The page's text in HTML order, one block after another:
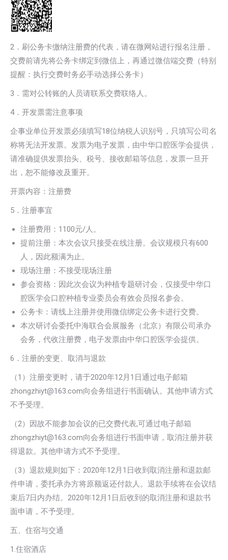
2．刷公务卡缴纳注册费的代表，请在微网站进行报名注册，
交费前请先将公务卡绑定到微信上，再通过微信端交费（特别
提醒：执行交费时务必手动选择公务卡）
3．需对公转账的人员请联系交费联络人。
4．开发票需注意事项
企事业单位开发票必须填写18位纳税人识别号，只填写公司名
称将无法开发票。发票为电子发票，由中华口腔医学会提供，
请准确提供发票抬头、税号、接收邮箱等信息，发票一旦开
出，恕不能修改及重开。
开票内容：注册费
5．注册事宜
注册费用：1100元/人。
提前注册：本次会议只接受在线注册。会议规模只有600
人，因此额满为止。
现场注册：不接受现场注册
参会资格：因此次会议为种植专题研讨会，仅接受中华口
腔医学会口腔种植专业委员会有效会员报名参会。
公务卡：请线上注册并使用微信绑定公务卡进行交费。
本次研讨会委托中海联合会展服务（北京）有限公司承办
会务，代收注册费，电子发票由中华口腔医学会提供。
6．注册的变更、取消与退款
（1）注册变更时，请于2020年12月1日通过电子邮箱
zhongzhiyt@163.com向会务组进行书面确认。其他申请方式
不予受理。
（2）因故不能参加会议的已交费代表,可通过电子邮箱
zhongzhiyt@163.com向会务组进行书面申请，取消注册并获
得退款。其他申请方式不予受理。
（3）退款规则如下：2020年12月1日收到取消注册和退款邮
件申请，委托承办方将原额返还付款人。退款手续将在会议结
束后7日内办结。2020年12月1日后收到的取消注册和退款书
面申请，不予受理。
五、住宿与交通
1.住宿酒店